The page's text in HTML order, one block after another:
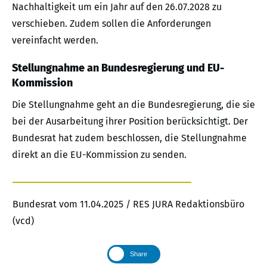
Nachhaltigkeit um ein Jahr auf den 26.07.2028 zu
verschieben. Zudem sollen die Anforderungen
vereinfacht werden.
Stellungnahme an Bundesregierung und EU-
Kommission
Die Stellungnahme geht an die Bundesregierung, die sie
bei der Ausarbeitung ihrer Position berücksichtigt. Der
Bundesrat hat zudem beschlossen, die Stellungnahme
direkt an die EU-Kommission zu senden.
Bundesrat vom 11.04.2025 / RES JURA Redaktionsbüro
(vcd)
Share